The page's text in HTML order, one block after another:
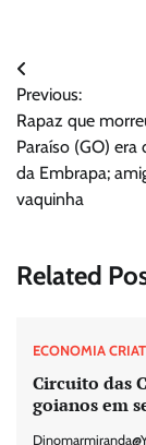
Navegação
de
Post
Previous:
Rapaz que
Paraíso (GO)
da Embrapa;
vaquinha
Related
ECONOMIA
Circuito das
goianos em